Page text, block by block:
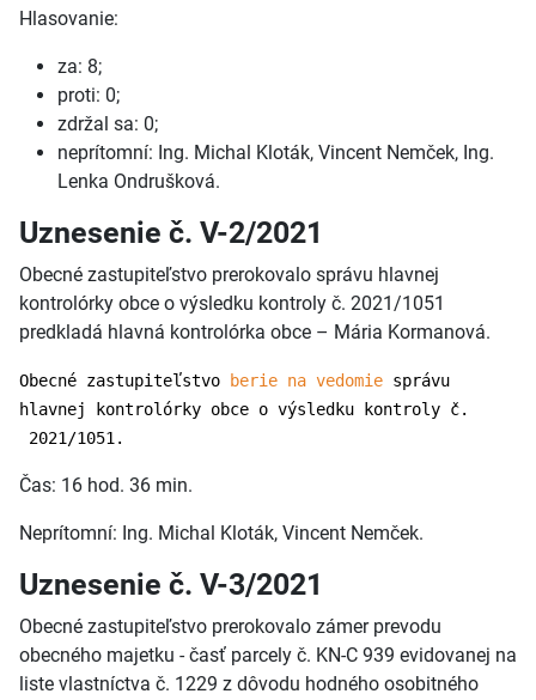
Hlasovanie:
za: 8;
proti: 0;
zdržal sa: 0;
neprítomní: Ing. Michal Kloták, Vincent Nemček, Ing.
Lenka Ondrušková.
Uznesenie č. V-2/2021
Obecné zastupiteľstvo prerokovalo správu hlavnej
kontrolórky obce o výsledku kontroly č. 2021/1051
predkladá hlavná kontrolórka obce – Mária Kormanová.
Obecné zastupiteľstvo berie na vedomie správu
hlavnej kontrolórky obce o výsledku kontroly č.
2021/1051.
Čas: 16 hod. 36 min.
Neprítomní: Ing. Michal Kloták, Vincent Nemček.
Uznesenie č. V-3/2021
Obecné zastupiteľstvo prerokovalo zámer prevodu
obecného majetku - časť parcely č. KN-C 939 evidovanej na
liste vlastníctva č. 1229 z dôvodu hodného osobitného